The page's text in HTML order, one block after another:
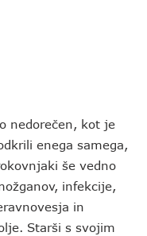
nedorečen, kot je
enega samega,
še vedno
infekcije,
in
Starši s svojim